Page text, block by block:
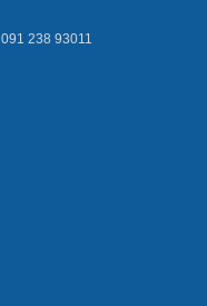
091 238 93011